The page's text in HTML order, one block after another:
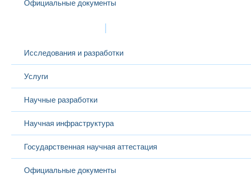
Официальные документы
Исследования и разработки
Услуги
Научные разработки
Научная инфраструктура
Государственная научная аттестация
Официальные документы